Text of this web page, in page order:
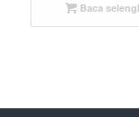
Baca